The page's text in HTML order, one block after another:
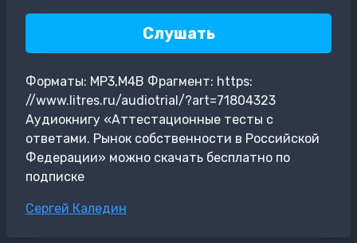
Слушать
Форматы: MP3,M4B Фрагмент: https:
//www.litres.ru/audiotrial/?art=71804323
Аудиокнигу «Аттестационные тесты с
ответами. Рынок собственности в Российской
Федерации» можно скачать бесплатно по
подписке
Метки
Сергей Каледин